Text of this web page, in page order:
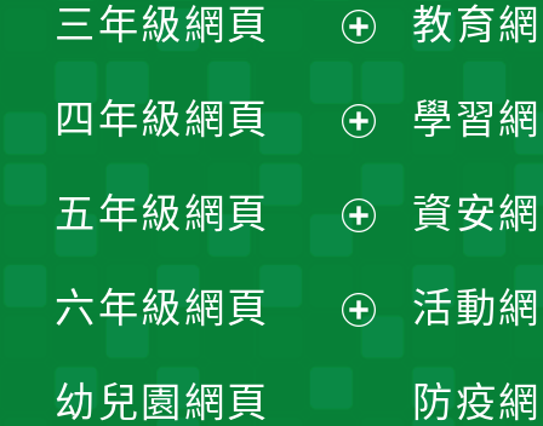
選
單
開
選
單
三年級網頁
開
選
單
四年級網頁
開
選
五年級網頁
開
六年級網頁
幼兒園網頁
教育
學習
資安
活動
防疫